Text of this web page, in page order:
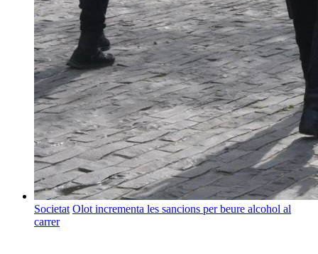
Societat Olot incrementa les sancions per beure alcohol al
carrer